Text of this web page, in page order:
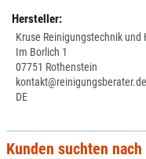
Hersteller:
Kruse Reinigungstechnik und
Im Borlich 1
07751 Rothenstein
kontakt@reinigungsberater.de
DE
Kunden suchten nach